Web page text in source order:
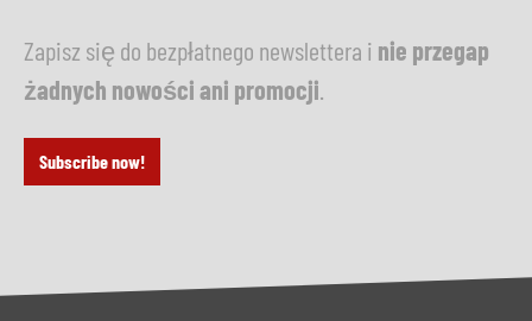
Zapisz się do bezpłatnego newslettera i nie przegap
żadnych nowości ani promocji
Subscribe now!